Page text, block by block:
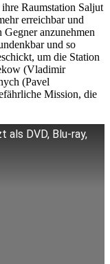
Raumstation Saljut
erreichbar und
anzunehmen
und so
um die Station
(Vladimir
(Pavel
Mission, die
als DVD, Blu-ray,